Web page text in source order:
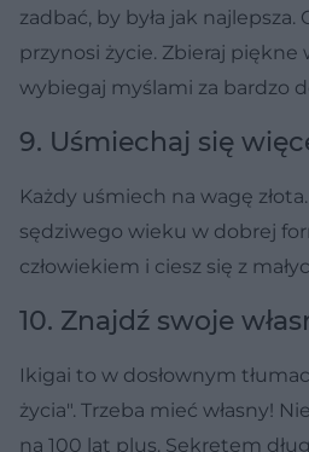
zadbać, by była jak najlepsza.
przynosi życie. Zbieraj
wybiegaj myślami za bardzo
9. Uśmiechaj się
Każdy uśmiech na wagę
sędziwego wieku w dobrej
człowiekiem i ciesz się z
10. Znajdź swoje
Ikigai to w dosłownym
życia". Trzeba mieć własny!
na 100 lat plus. Sekretem